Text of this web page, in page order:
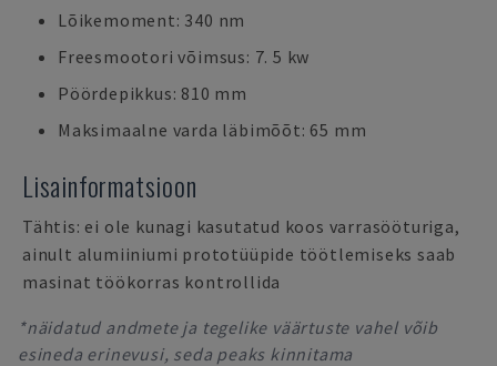
Lõikemoment: 340 nm
Freesmootori võimsus: 7. 5 kw
Pöördepikkus: 810 mm
Maksimaalne varda läbimõõt: 65 mm
Lisainformatsioon
Tähtis: ei ole kunagi kasutatud koos varrasööturiga,
ainult alumiiniumi prototüüpide töötlemiseks saab
masinat töökorras kontrollida
*näidatud andmete ja tegelike väärtuste vahel võib
esineda erinevusi, seda peaks kinnitama